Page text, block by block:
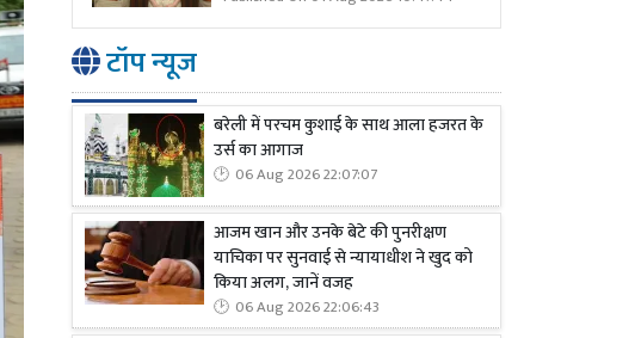
टॉप न्यूज
बरेली में परचम कुशाई के साथ आला हजरत के
उर्स का आगाज
06 Aug 2026 22:07:07
आजम खान और उनके बेटे की पुनरीक्षण
याचिका पर सुनवाई से न्यायाधीश ने खुद को
किया अलग, जानें वजह
06 Aug 2026 22:06:43